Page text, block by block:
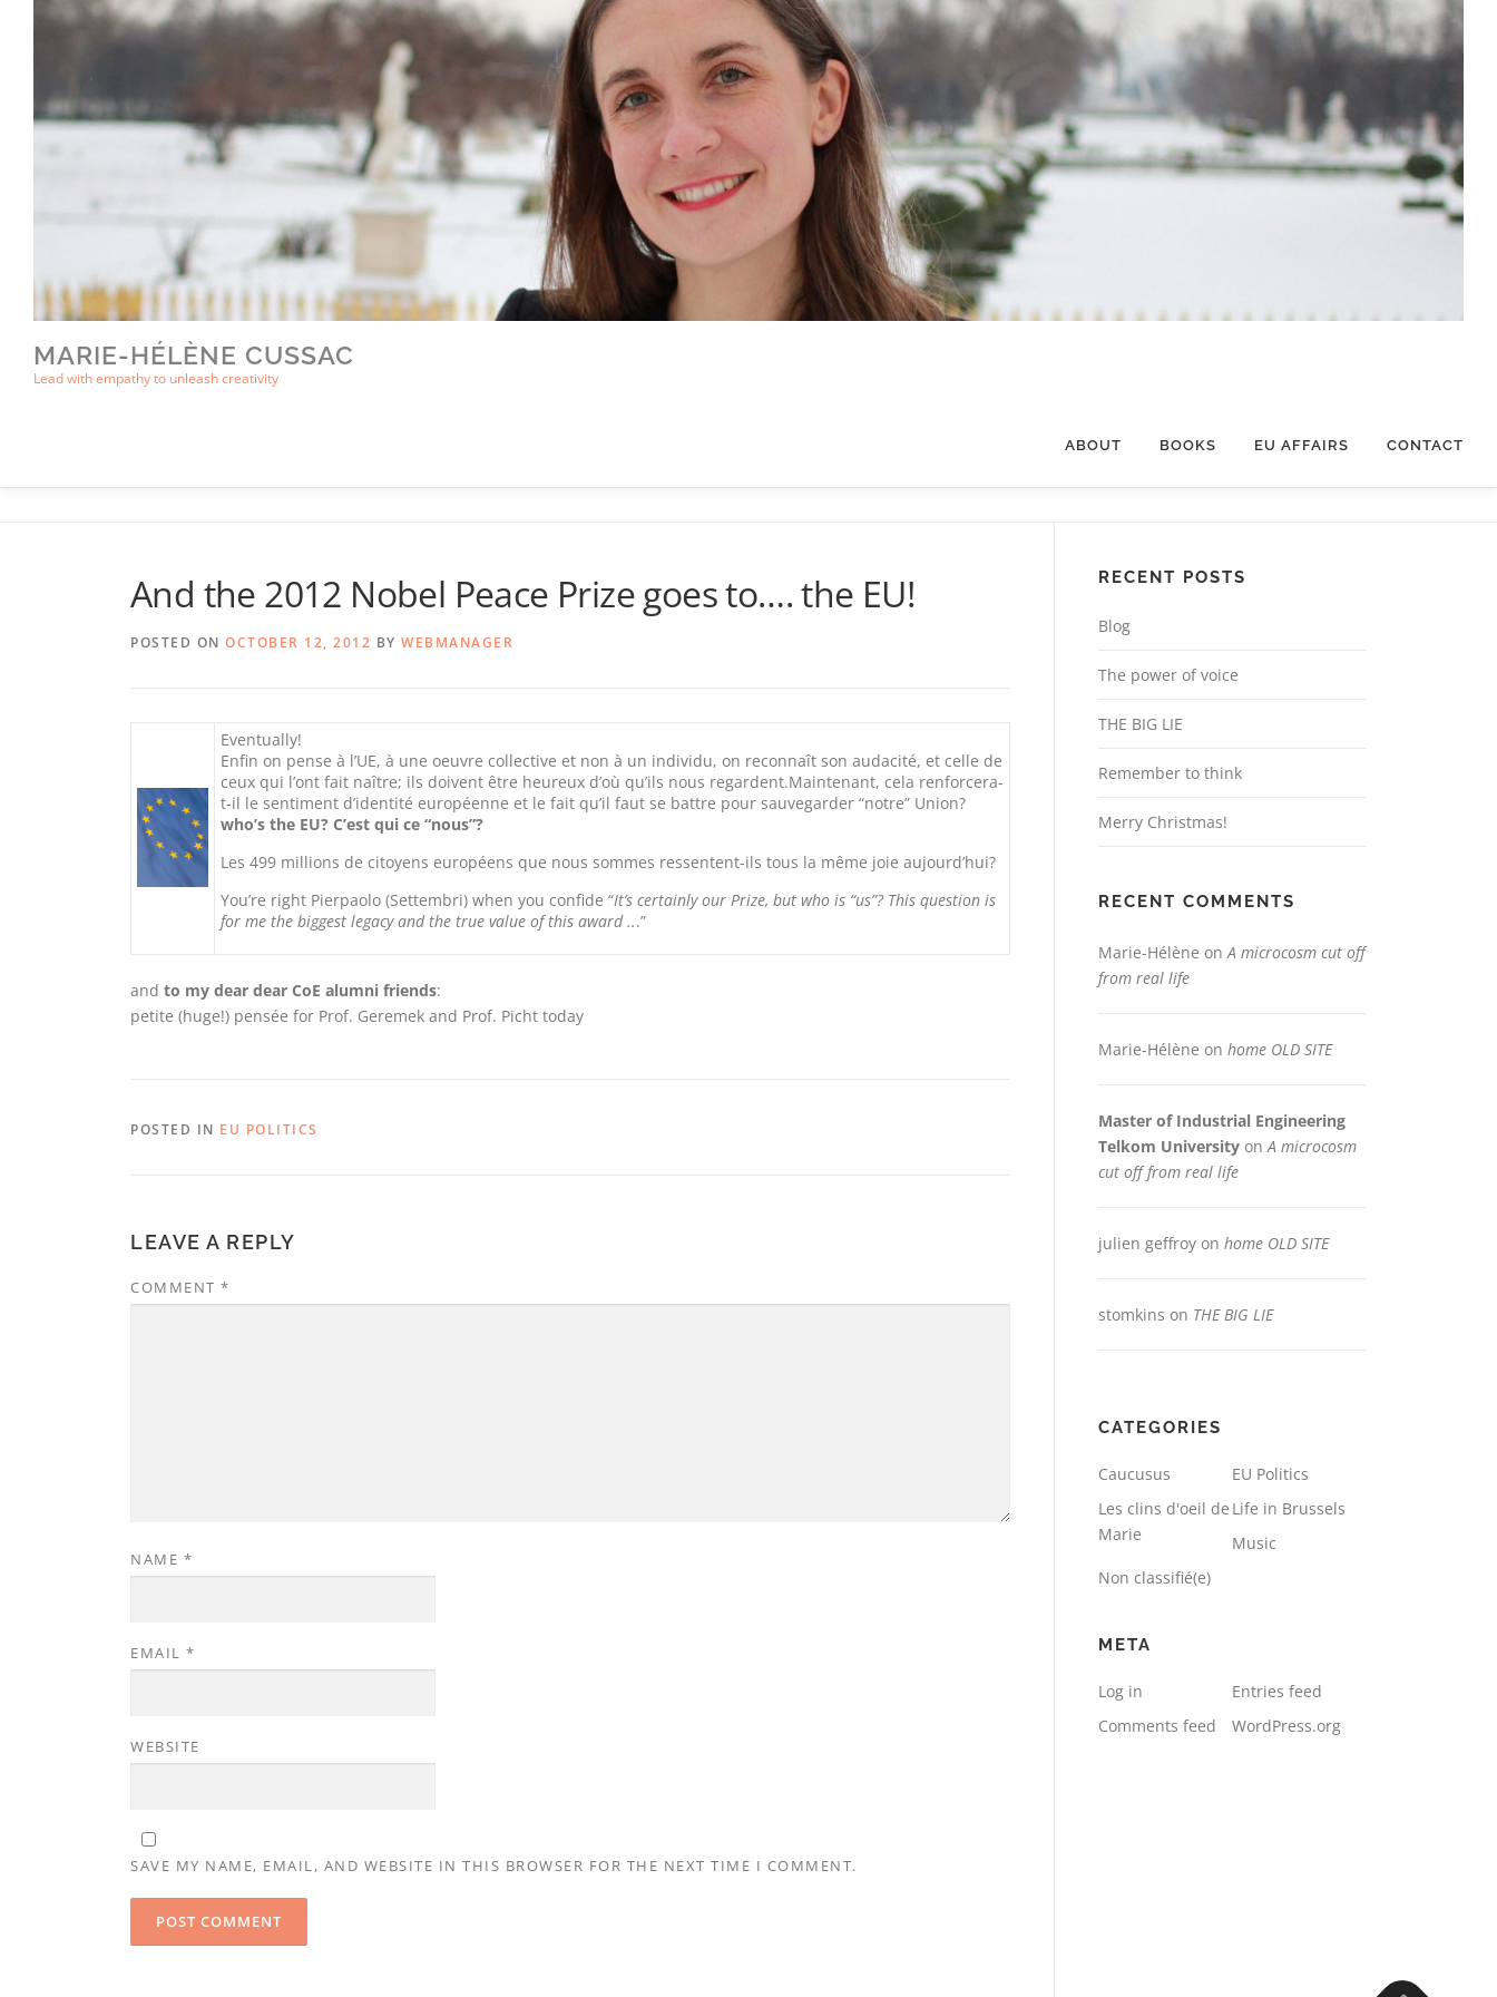
MARIE-HÉLÈNE CUSSAC
Lead with empathy to unleash creativity
ABOUT BOOKS EU AFFAIRS CONTACT
And the 2012 Nobel Peace Prize goes to…. the EU!
POSTED ON OCTOBER 12, 2012 BY WEBMANAGER
Eventually!
Enfin on pense à l’UE, à une oeuvre collective et non à un individu, on reconnaît son audacité, et celle de
ceux qui l’ont fait naître; ils doivent être heureux d’où qu’ils nous regardent.Maintenant, cela renforcera-
t-il le sentiment d’identité européenne et le fait qu’il faut se battre pour sauvegarder “notre” Union?
who’s the EU? C’est qui ce “nous”?
Les 499 millions de citoyens européens que nous sommes ressentent-ils tous la même joie aujourd’hui?
You’re right Pierpaolo (Settembri) when you confide “It’s certainly our Prize, but who is “us”? This question is
for me the biggest legacy and the true value of this award ...”
and to my dear dear CoE alumni friends:
petite (huge!) pensée for Prof. Geremek and Prof. Picht today
POSTED IN EU POLITICS
LEAVE A REPLY
COMMENT *
NAME *
EMAIL *
WEBSITE
SAVE MY NAME, EMAIL, AND WEBSITE IN THIS BROWSER FOR THE NEXT TIME I COMMENT.
RECENT POSTS
Blog
The power of voice
THE BIG LIE
Remember to think
Merry Christmas!
RECENT COMMENTS
Marie-Hélène on A microcosm cut off
from real life
Marie-Hélène on home OLD SITE
Master of Industrial Engineering
Telkom University on A microcosm
cut off from real life
julien geffroy on home OLD SITE
stomkins on THE BIG LIE
CATEGORIES
Caucusus
EU Politics
Les clins d'oeil de
Marie
Life in Brussels
Music
Non classifié(e)
META
Log in
Entries feed
Comments feed
WordPress.org